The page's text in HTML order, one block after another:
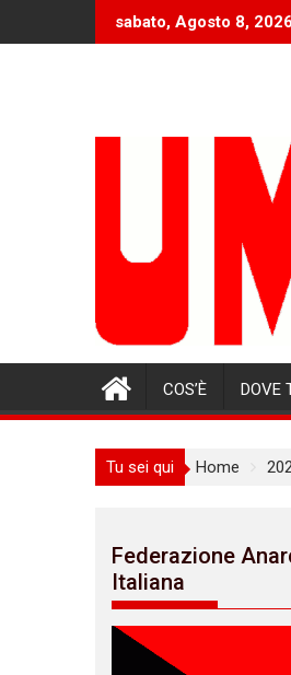
sabato, Agosto 8, 2026
COS’È DOVE
Tu sei qui Home
Federazione
Italiana